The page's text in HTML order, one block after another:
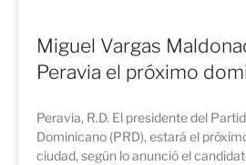
Miguel Vargas
Peravia el próximo
Peravia, R.D. El presidente del
Dominicano (PRD), estará el
ciudad, según lo anunció el